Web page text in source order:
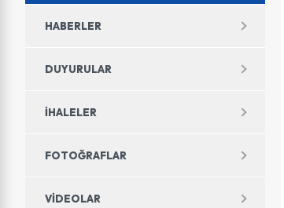
HABERLER
DUYURULAR
İHALELER
FOTOĞRAFLAR
VIDEOLAR